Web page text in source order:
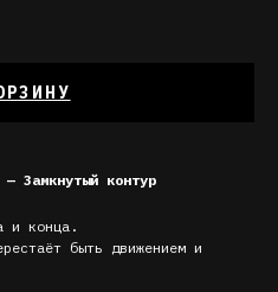
— Замкнутый контур
и конца.
быть движением и